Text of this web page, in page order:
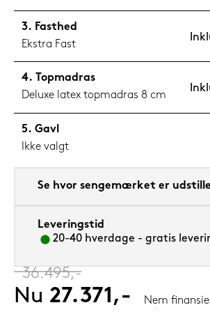
Fasthed
Ekstra Fast
Topmadras
Deluxe latex topmadras 8 cm
Gavl
Ikke valgt
Se hvor sengemærket er
Leveringstid
20-40 hverdage - gratis
‎36.495,-
Nu 27.371,- Nem